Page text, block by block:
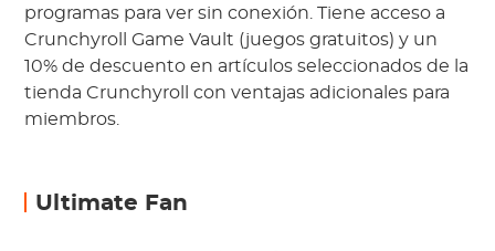
programas para ver sin conexión. Tiene acceso a
Crunchyroll Game Vault (juegos gratuitos) y un
10% de descuento en artículos seleccionados de la
tienda Crunchyroll con ventajas adicionales para
miembros.
Ultimate Fan